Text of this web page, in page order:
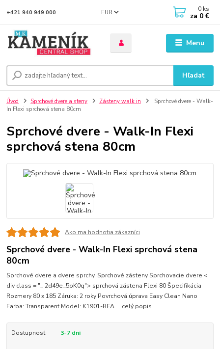
Menu
EUR
Hľadať
+421 940 949 000 0 ks
za 0 €
Úvod Sprchové dvere a steny Zásteny walk in
Sprchové dvere - Walk-
In Flexi sprchová stena 80cm
Sprchové dvere - Walk-In Flexi
sprchová stena 80cm
Ako ma hodnotia zákazníci
Sprchové dvere - Walk-In Flexi sprchová stena
80cm
Sprchové dvere a dvere sprchy. Sprchové zásteny Sprchovacie dvere <
div class = "_ 2d49e_5pK0q"> sprchová zástena Flexi 80 Špecifikácia
Rozmery 80 x 185 Záruka: 2 roky Povrchová úprava Easy Clean Nano
Farba: Transparent Model: K1901-REA ... celý popis
Dostupnosť 3-7 dni